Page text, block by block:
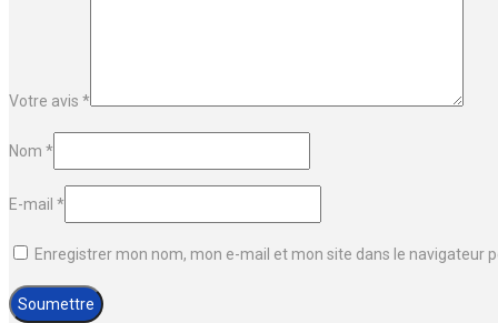
Votre avis *
Nom *
E-mail *
Enregistrer mon nom, mon e-mail et mon site dans le navigateur